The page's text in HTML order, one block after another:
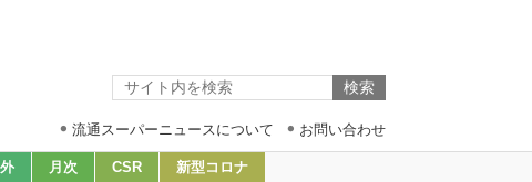
流通スーパーニュースについて お問い合わせ
月次 CSR 新型コロナ